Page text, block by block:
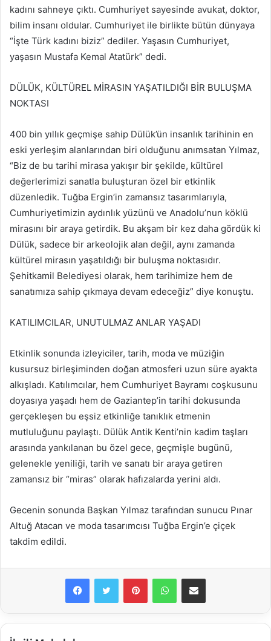
kadını sahneye çıktı. Cumhuriyet sayesinde avukat, doktor,
bilim insanı oldular. Cumhuriyet ile birlikte bütün dünyaya
“İşte Türk kadını biziz” dediler. Yaşasın Cumhuriyet,
yaşasın Mustafa Kemal Atatürk” dedi.
DÜLÜK, KÜLTÜREL MİRASIN YAŞATILDIĞI BİR BULUŞMA
NOKTASI
400 bin yıllık geçmişe sahip Dülük’ün insanlık tarihinin en
eski yerleşim alanlarından biri olduğunu anımsatan Yılmaz,
“Biz de bu tarihi mirasa yakışır bir şekilde, kültürel
değerlerimizi sanatla buluşturan özel bir etkinlik
düzenledik. Tuğba Ergin’in zamansız tasarımlarıyla,
Cumhuriyetimizin aydınlık yüzünü ve Anadolu’nun köklü
mirasını bir araya getirdik. Bu akşam bir kez daha gördük ki
Dülük, sadece bir arkeolojik alan değil, aynı zamanda
kültürel mirasın yaşatıldığı bir buluşma noktasıdır.
Şehitkamil Belediyesi olarak, hem tarihimize hem de
sanatımıza sahip çıkmaya devam edeceğiz” diye konuştu.
KATILIMCILAR, UNUTULMAZ ANLAR YAŞADI
Etkinlik sonunda izleyiciler, tarih, moda ve müziğin
kusursuz birleşiminden doğan atmosferi uzun süre ayakta
alkışladı. Katılımcılar, hem Cumhuriyet Bayramı coşkusunu
doyasıya yaşadı hem de Gaziantep’in tarihi dokusunda
gerçekleşen bu eşsiz etkinliğe tanıklık etmenin
mutluluğunu paylaştı. Dülük Antik Kenti’nin kadim taşları
arasında yankılanan bu özel gece, geçmişle bugünü,
gelenekle yeniliği, tarih ve sanatı bir araya getiren
zamansız bir “miras” olarak hafızalarda yerini aldı.
Gecenin sonunda Başkan Yılmaz tarafından sunucu Pınar
Altuğ Atacan ve moda tasarımcısı Tuğba Ergin’e çiçek
takdim edildi.
FacebookTwitter PinterestWhatsAppE-Posta ile paylaş